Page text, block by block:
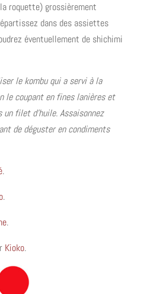
roquette) grossièrement
dans des assiettes
éventuellement de shichimi
le kombu qui a servi à la
le coupant en fines lanières et
filet d’huile. Assaisonnez
de déguster en condiments
.
.
.
Kioko.